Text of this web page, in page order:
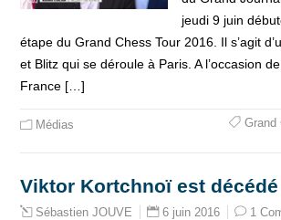
jeudi 9 juin
étape du Grand Chess Tour 2016. Il s’agit
et Blitz qui se déroule à Paris. A l’occasion
France […]
Médias Grand
Viktor Kortchnoï est décédé
Sébastien JOUVE 6 juin 2016 1